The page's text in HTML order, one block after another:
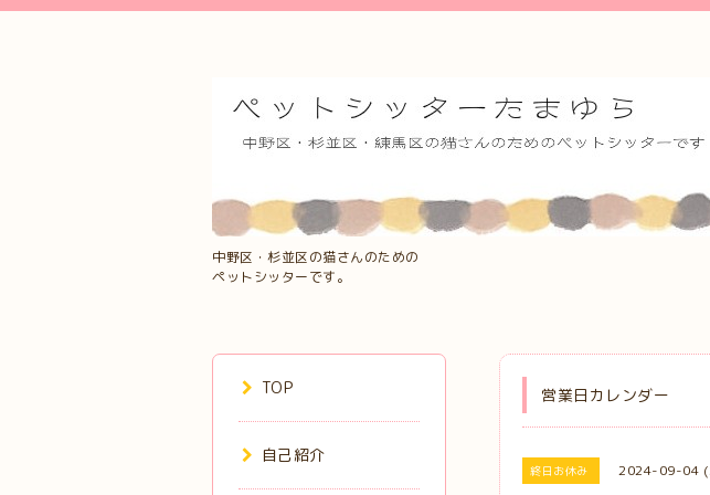
中野区・杉並区の猫さんのための
ペットシッターです。
営業日カレンダー
終日お休み 2024-09-04
TOP
自己紹介